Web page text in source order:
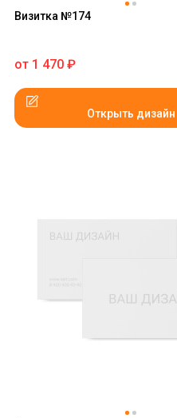
Визитка №174
от 1 470 ₽
Открыть дизайн